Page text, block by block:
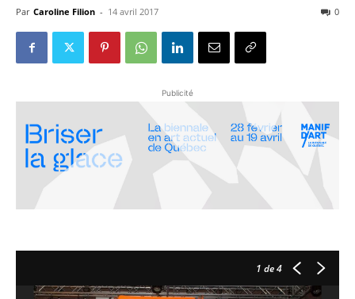
Par Caroline Filion - 14 avril 2017 0
Publicité
1 de 4